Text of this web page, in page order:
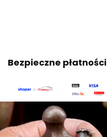
Bezpieczne płatności